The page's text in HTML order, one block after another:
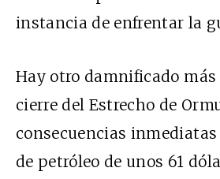
instancia de enfrentar la
Hay otro damnificado más
cierre del Estrecho de
consecuencias
de petróleo de unos 61